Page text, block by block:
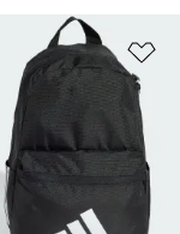
de produits